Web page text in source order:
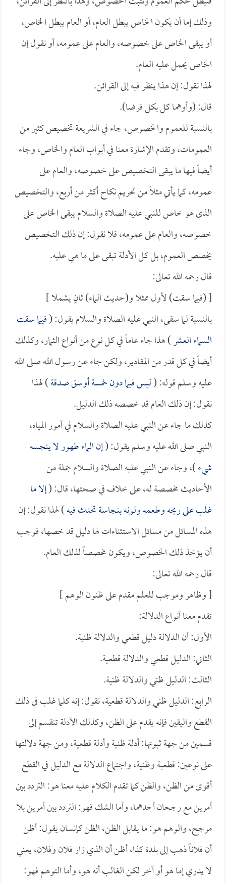
وذلك إما أن يكون الخاص يبطل العام، أو العام يبطل الخاص،
أو يبقى الخاص على خصوصه، والعام على عمومه، أو نقول إن
الخاص يحمل عليه العام.
لهذا نقول: إن هذا ينظر فيه إلى القرائن.
قال: (وأوهما كل بكل فرضا).
بالنسبة للعموم والخصوص، جاء في الشريعة تخصيص كثير من
العمومات، وتقدم الإشارة معنا في أبواب العام والخاص، وجاء
أيضاً فيها ما يبقى التخصيص على خصوصه، والعام على
عمومه، كما يأتي مثلاً من تحريم نكاح أكثر من أربع، والتخصيص
الذي هو خاص للنبي عليه الصلاة والسلام يبقى الخاص على
خصوصه، والعام على عمومه، فلا نقول: إن ذلك التخصيص
يخصص العموم، بل كل الأدلة تبقى على ما هي عليه.
قال رحمه الله تعالى:
[ (فيما سقت) لأول ممثلا و(حديث الماء) ثانٍ يشملا ]
بالنسبة لما سقى، النبي عليه الصلاة والسلام يقول: (فيما سقت
السماء العشر) هذا جاء عاماً في كل نوع من أنواع الثمار، وكذلك
أيضاً في كل قدر من المقادير، ولكن جاء عن رسول الله صلى الله
عليه وسلم قوله: (ليس فيما دون خمسة أوسق صدقة) لهذا
نقول: إن ذلك العام قد خصصه ذلك الدليل.
كذلك ما جاء عن النبي عليه الصلاة والسلام في أمور المياه،
النبي صلى الله عليه وسلم يقول: (إن الماء طهور لا ينجسه
شيء)، وجاء عن النبي عليه الصلاة والسلام جملة من
الأحاديث مخصصة له، على خلاف في صحتها، قال: (إلا ما
غلب على ريحه وطعمه ولونه بنجاسة تحدث فيه) لهذا نقول: إن
هذه المسائل من مسائل الاستثناءات لها دليل قد خصها، فوجب
أن يؤخذ ذلك الخصوص، ويكون مخصصاً لذلك العام.
قال رحمه الله تعالى:
[ وظاهر وموجب للعلم مقدم على ظنون الوهم ]
تقدم معنا أنواع الدلالة:
الأول: أن الدلالة دليل قطعي والدلالة ظنية.
الثاني: الدليل قطعي والدلالة قطعية.
الثالث: الدليل ظني والدلالة ظنية.
الرابع: الدليل ظني والدلالة قطعية، نقول: إنه كلما غلب في ذلك
القطع واليقين فإنه يقدم على الظن، وكذلك الأدلة تنقسم إلى
قسمين من جهة ثبوتها: أدلة ظنية وأدلة قطعية، ومن جهة دلالتها
على نوعين: قطعية وظنية، واجتماع الدلالة مع الدليل في القطع
أقوى من الظن، والظن كما تقدم الكلام عليه معنا هو: التردد بين
أمرين مع رجحان أحدهما، وأما الشك فهو: التردد بين أمرين بلا
مرجح، والوهم هو: ما يقابل الظن، الظن كإنسان يقول: أظن
أن فلاناً ذهب إلى بلدة كذا، أظن أن الذي زار فلان وفلان، يعني
لا يدري إما هو أو آخر لكن الغالب أنه هو، وأما التوهم فهو: